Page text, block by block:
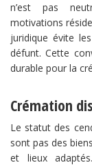
n’est pas
motivations
juridique évite
défunt. Cette
durable pour la
Crémation
Le statut des
sont pas des
et lieux